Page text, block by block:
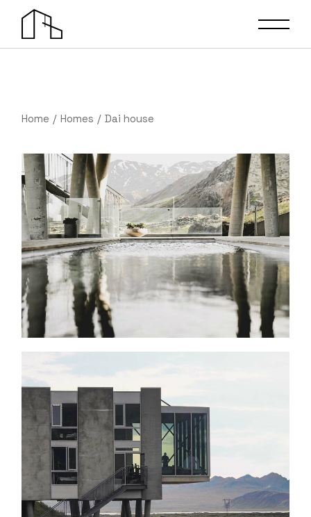
Home Homes Dai house